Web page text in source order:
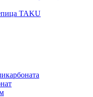
TAKU